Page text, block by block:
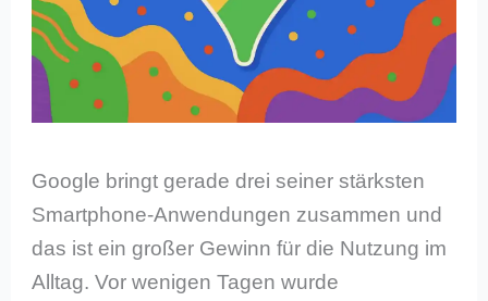
Google bringt gerade drei seiner stärksten
Smartphone-Anwendungen zusammen und
das ist ein großer Gewinn für die Nutzung im
Alltag. Vor wenigen Tagen wurde